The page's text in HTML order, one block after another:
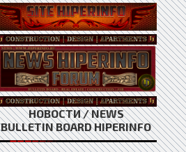
НОВОСТИ / NEWS
BULLETIN BOARD HIPERINFO